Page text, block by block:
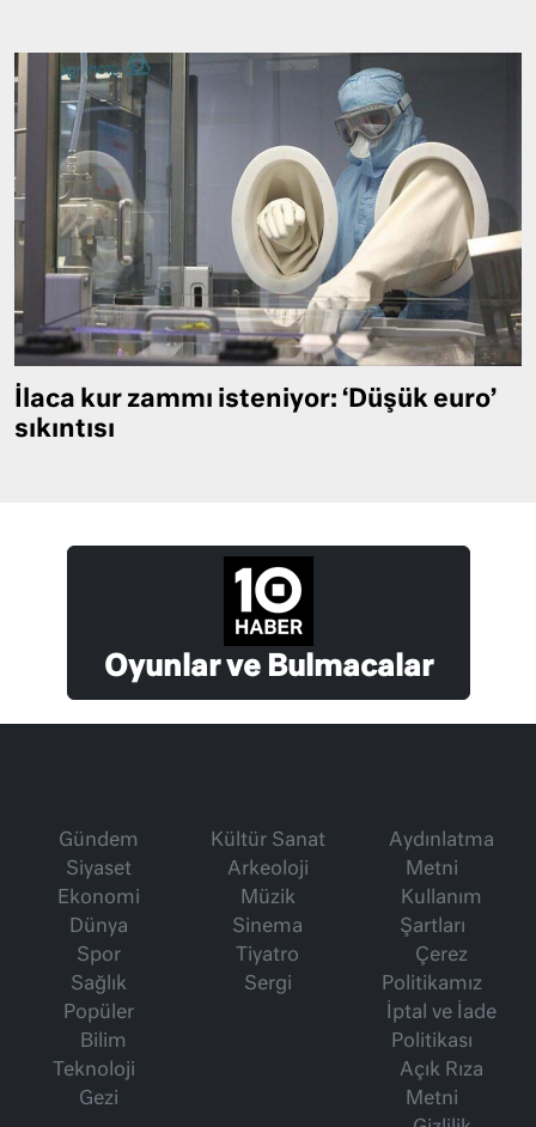
İlaca kur zammı isteniyor: ‘Düşük euro’
sıkıntısı
Oyunlar ve Bulmacalar
Gündem
Siyaset
Ekonomi
Dünya
Spor
Sağlık
Popüler
Bilim
Teknoloji
Gezi
Kültür Sanat
Arkeoloji
Müzik
Sinema
Tiyatro
Sergi
Aydınlatma
Metni
Kullanım
Şartları
Çerez
Politikamız
İptal ve İade
Politikası
Açık Rıza
Metni